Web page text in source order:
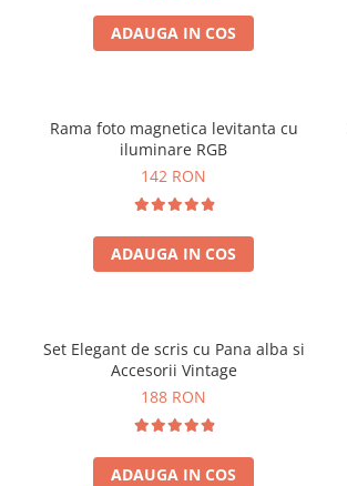
ADAUGA IN COS
Rama foto magnetica levitanta cu
iluminare RGB
142 RON
ADAUGA IN COS
Set Elegant de scris cu Pana alba si
Accesorii Vintage
188 RON
ADAUGA IN COS